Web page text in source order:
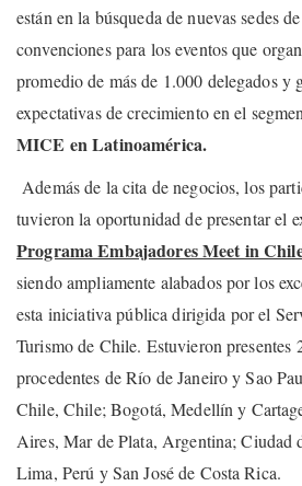
están en la búsqueda de nuevas sedes
convenciones para los eventos que
promedio de más de 1.000 delegados y
expectativas de crecimiento en el
MICE en Latinoamérica.
Además de la cita de negocios, los
tuvieron la oportunidad de presentar el
Programa Embajadores Meet in
siendo ampliamente alabados por los
esta iniciativa pública dirigida por el
Turismo de Chile. Estuvieron presentes
procedentes de Río de Janeiro y Sao
Chile, Chile; Bogotá, Medellín y
Aires, Mar de Plata, Argentina; Ciudad
Lima, Perú y San José de Costa Rica.